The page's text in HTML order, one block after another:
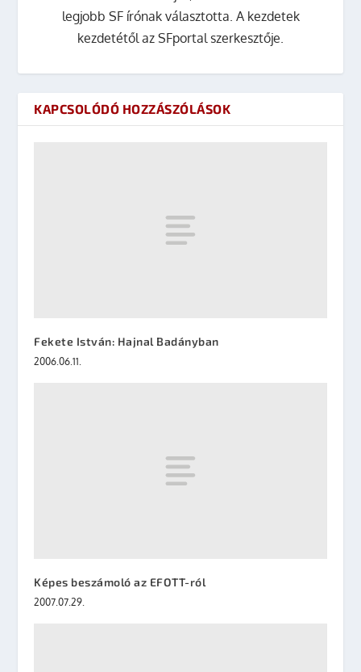
legjobb SF írónak választotta. A kezdetek
kezdetétől az SFportal szerkesztője.
KAPCSOLÓDÓ HOZZÁSZÓLÁSOK
Fekete István: Hajnal Badányban
2006.06.11.
Képes beszámoló az EFOTT-ról
2007.07.29.